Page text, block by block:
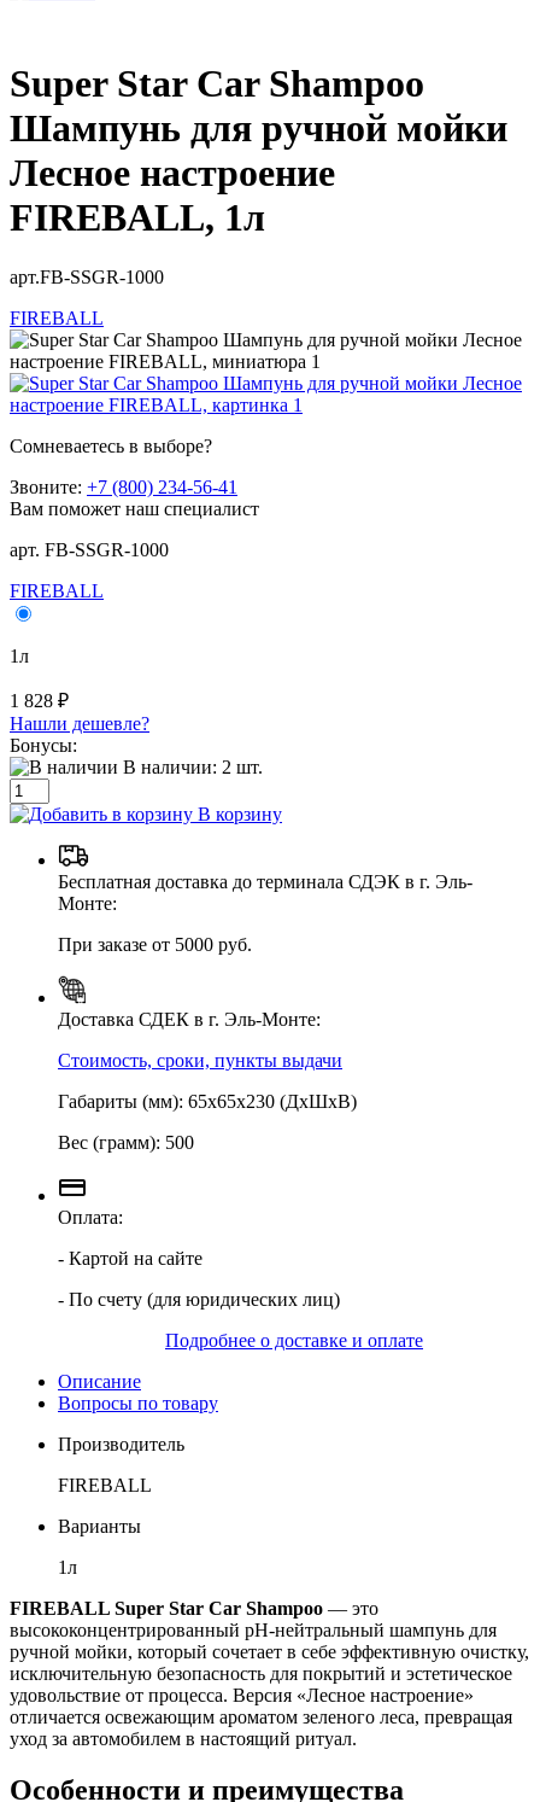
Super Star Car Shampoo
Шампунь для ручной мойки
Лесное настроение
FIREBALL, 1л
арт.FB-SSGR-1000
FIREBALL
Сомневаетесь в выборе?
Звоните: +7 (800) 234-56-41
Вам поможет наш специалист
арт. FB-SSGR-1000
FIREBALL
1л
1 828 ₽
Нашли дешевле?
Бонусы:
В наличии: 2 шт.
В корзину
Бесплатная доставка до терминала СДЭК в г. Эль-
Монте:
При заказе от 5000 руб.
Доставка СДЕК в г. Эль-Монте:
Стоимость, сроки, пункты выдачи
Габариты (мм): 65х65х230 (ДхШхВ)
Вес (грамм): 500
Оплата:
- Картой на сайте
- По счету (для юридических лиц)
Подробнее о доставке и оплате
Описание
Вопросы по товару
Производитель
FIREBALL
Варианты
1л
FIREBALL Super Star Car Shampoo — это
высококонцентрированный pH-нейтральный шампунь для
ручной мойки, который сочетает в себе эффективную очистку,
исключительную безопасность для покрытий и эстетическое
удовольствие от процесса. Версия «Лесное настроение»
отличается освежающим ароматом зеленого леса, превращая
уход за автомобилем в настоящий ритуал.
Особенности и преимущества